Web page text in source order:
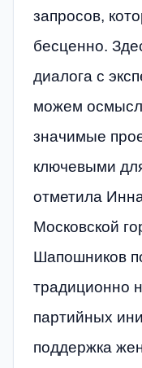
запросов,
бесценно.
диалога с
можем
значимые
ключевыми
отметила
Московской
Шапошников
традиционно
партийных
поддержка